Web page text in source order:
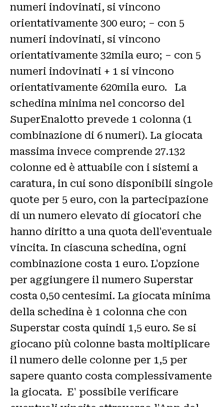
numeri indovinati, si vincono
orientativamente 300 euro; – con 5
numeri indovinati, si vincono
orientativamente 32mila euro; – con 5
numeri indovinati + 1 si vincono
orientativamente 620mila euro. La
schedina minima nel concorso del
SuperEnalotto prevede 1 colonna (1
combinazione di 6 numeri). La giocata
massima invece comprende 27.132
colonne ed è attuabile con i sistemi a
caratura, in cui sono disponibili singole
quote per 5 euro, con la partecipazione
di un numero elevato di giocatori che
hanno diritto a una quota dell'eventuale
vincita. In ciascuna schedina, ogni
combinazione costa 1 euro. L'opzione
per aggiungere il numero Superstar
costa 0,50 centesimi. La giocata minima
della schedina è 1 colonna che con
Superstar costa quindi 1,5 euro. Se si
giocano più colonne basta moltiplicare
il numero delle colonne per 1,5 per
sapere quanto costa complessivamente
la giocata. E' possibile verificare